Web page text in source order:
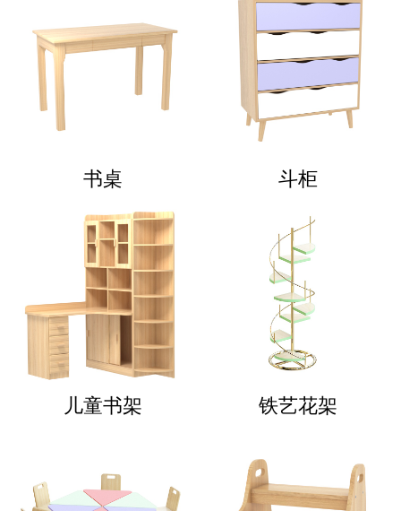
书桌 斗柜
儿童书架 铁艺花架